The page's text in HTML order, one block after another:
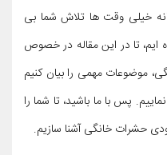
خیلی وقت ها تلاش شما بی
ایم، تا در این مقاله در خصوص
موضوعات مهمی را بیان کنیم
پس با ما باشید، تا شما را
حشرات خانگی آشنا سازیم.